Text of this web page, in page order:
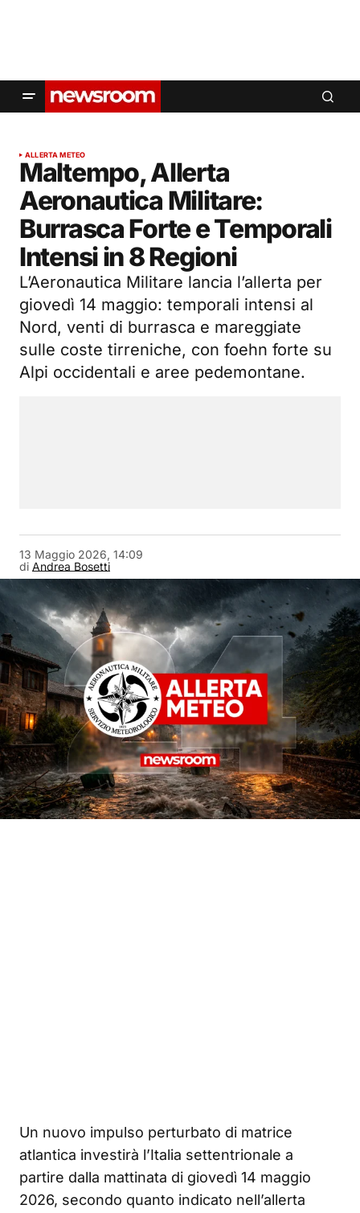
ALLERTA METEO
Maltempo, Allerta
Aeronautica Militare:
Burrasca Forte e Temporali
Intensi in 8 Regioni
L’Aeronautica Militare lancia l’allerta per
giovedì 14 maggio: temporali intensi al
Nord, venti di burrasca e mareggiate
sulle coste tirreniche, con foehn forte su
Alpi occidentali e aree pedemontane.
di Andrea Bosetti
13 Maggio 2026, 14:09
Un nuovo impulso perturbato di matrice
atlantica investirà l’Italia settentrionale a
partire dalla mattinata di giovedì 14 maggio
2026, secondo quanto indicato nell’allerta